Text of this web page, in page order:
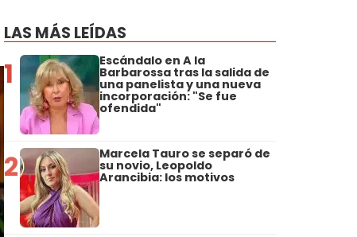
LAS MÁS LEÍDAS
1 Escándalo en A la
Barbarossa tras la salida de
una panelista y una nueva
incorporación: "Se fue
ofendida"
2 Marcela Tauro se separó de
su novio, Leopoldo
Arancibia: los motivos